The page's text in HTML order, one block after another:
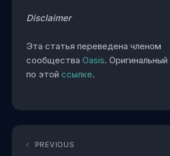
Disclaimer
Эта статья переведена членом
сообщества Oasis.
по этой ссылке.
PREVIOUS